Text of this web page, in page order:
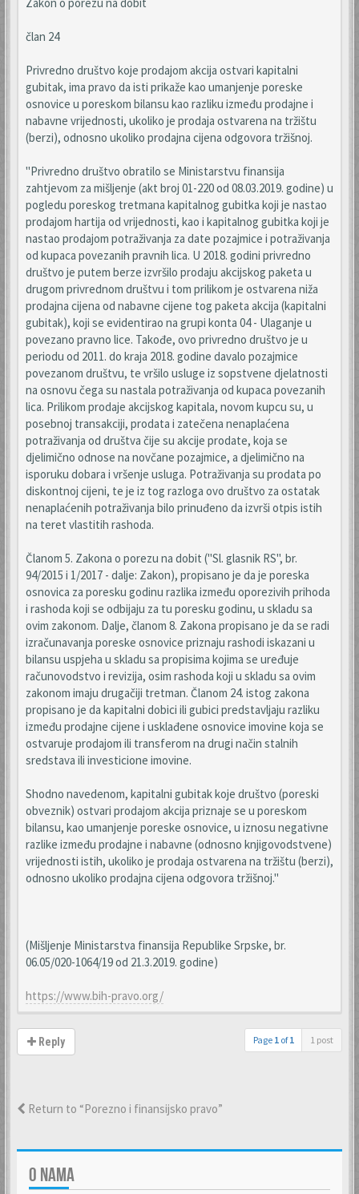
član 24
Privredno društvo koje prodajom akcija ostvari kapitalni
gubitak, ima pravo da isti prikaže kao umanjenje poreske
osnovice u poreskom bilansu kao razliku između prodajne i
nabavne vrijednosti, ukoliko je prodaja ostvarena na tržištu
(berzi), odnosno ukoliko prodajna cijena odgovora tržišnoj.
"Privredno društvo obratilo se Ministarstvu finansija
zahtjevom za mišljenje (akt broj 01-220 od 08.03.2019. godine) u
pogledu poreskog tretmana kapitalnog gubitka koji je nastao
prodajom hartija od vrijednosti, kao i kapitalnog gubitka koji je
nastao prodajom potraživanja za date pozajmice i potraživanja
od kupaca povezanih pravnih lica. U 2018. godini privredno
društvo je putem berze izvršilo prodaju akcijskog paketa u
drugom privrednom društvu i tom prilikom je ostvarena niža
prodajna cijena od nabavne cijene tog paketa akcija (kapitalni
gubitak), koji se evidentirao na grupi konta 04 - Ulaganje u
povezano pravno lice. Takođe, ovo privredno društvo je u
periodu od 2011. do kraja 2018. godine davalo pozajmice
povezanom društvu, te vršilo usluge iz sopstvene djelatnosti
na osnovu čega su nastala potraživanja od kupaca povezanih
lica. Prilikom prodaje akcijskog kapitala, novom kupcu su, u
posebnoj transakciji, prodata i zatečena nenaplaćena
potraživanja od društva čije su akcije prodate, koja se
djelimično odnose na novčane pozajmice, a djelimično na
isporuku dobara i vršenje usluga. Potraživanja su prodata po
diskontnoj cijeni, te je iz tog razloga ovo društvo za ostatak
nenaplaćenih potraživanja bilo prinuđeno da izvrši otpis istih
na teret vlastitih rashoda.
Članom 5. Zakona o porezu na dobit ("Sl. glasnik RS", br.
94/2015 i 1/2017 - dalje: Zakon), propisano je da je poreska
osnovica za poresku godinu razlika između oporezivih prihoda
i rashoda koji se odbijaju za tu poresku godinu, u skladu sa
ovim zakonom. Dalje, članom 8. Zakona propisano je da se radi
izračunavanja poreske osnovice priznaju rashodi iskazani u
bilansu uspjeha u skladu sa propisima kojima se uređuje
računovodstvo i revizija, osim rashoda koji u skladu sa ovim
zakonom imaju drugačiji tretman. Članom 24. istog zakona
propisano je da kapitalni dobici ili gubici predstavljaju razliku
između prodajne cijene i usklađene osnovice imovine koja se
ostvaruje prodajom ili transferom na drugi način stalnih
sredstava ili investicione imovine.
Shodno navedenom, kapitalni gubitak koje društvo (poreski
obveznik) ostvari prodajom akcija priznaje se u poreskom
bilansu, kao umanjenje poreske osnovice, u iznosu negativne
razlike između prodajne i nabavne (odnosno knjigovodstvene)
vrijednosti istih, ukoliko je prodaja ostvarena na tržištu (berzi),
odnosno ukoliko prodajna cijena odgovora tržišnoj."
(Mišljenje Ministarstva finansija Republike Srpske, br.
06.05/020-1064/19 od 21.3.2019. godine)
https://www.bih-pravo.org/
Reply Page 1 of1 1 post
Return to “Porezno i finansijsko pravo”
O NAMA